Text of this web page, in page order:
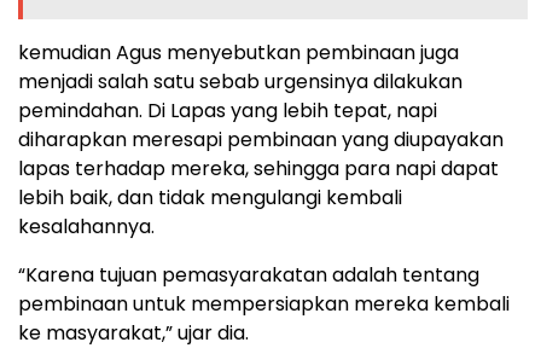
kemudian Agus menyebutkan pembinaan juga
menjadi salah satu sebab urgensinya dilakukan
pemindahan. Di Lapas yang lebih tepat, napi
diharapkan meresapi pembinaan yang diupayakan
lapas terhadap mereka, sehingga para napi dapat
lebih baik, dan tidak mengulangi kembali
kesalahannya.
“Karena tujuan pemasyarakatan adalah tentang
pembinaan untuk mempersiapkan mereka kembali
ke masyarakat,” ujar dia.